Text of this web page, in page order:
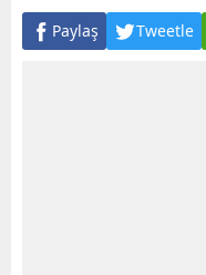
Paylaş Tweetle